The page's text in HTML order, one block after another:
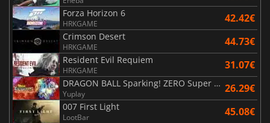
Forza Horizon 6
HRKGAME 42.42€
Crimson Desert
HRKGAME 44.73€
Resident Evil Requiem
HRKGAME 31.07€
DRAGON BALL Sparking! ZERO Super Limit Breaking NEO
Yuplay 26.29€
007 First Light
LootBar 45.08€